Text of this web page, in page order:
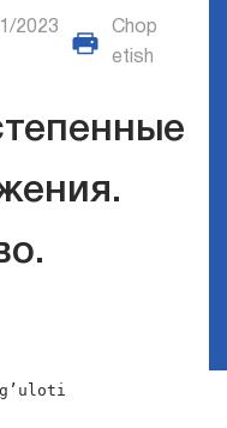
2023
Chop
etish